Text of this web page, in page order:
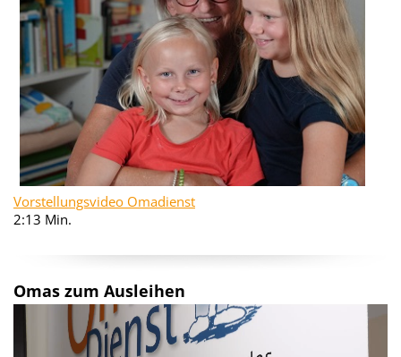
Vorstellungsvideo Omadienst
2:13 Min.
Omas zum Ausleihen